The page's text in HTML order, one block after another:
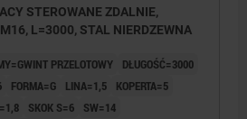
STEROWANE ZDALNIE,
L=3000, STAL NIERDZEWNA
PRZELOTOWY
DŁUGOŚĆ=3000
FORMA=G LINA=1,5
KOPERTA=5
SKOK S=6
SW=14